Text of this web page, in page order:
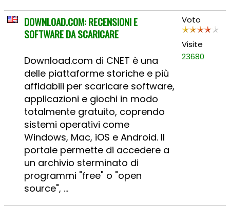
DOWNLOAD.COM: RECENSIONI E
SOFTWARE DA SCARICARE
Download.com di CNET è una
delle piattaforme storiche e più
affidabili per scaricare software,
applicazioni e giochi in modo
totalmente gratuito, coprendo
sistemi operativi come
Windows, Mac, iOS e Android. Il
portale permette di accedere a
un archivio sterminato di
programmi "free" o "open
source", ...
Voto
Visite
23680